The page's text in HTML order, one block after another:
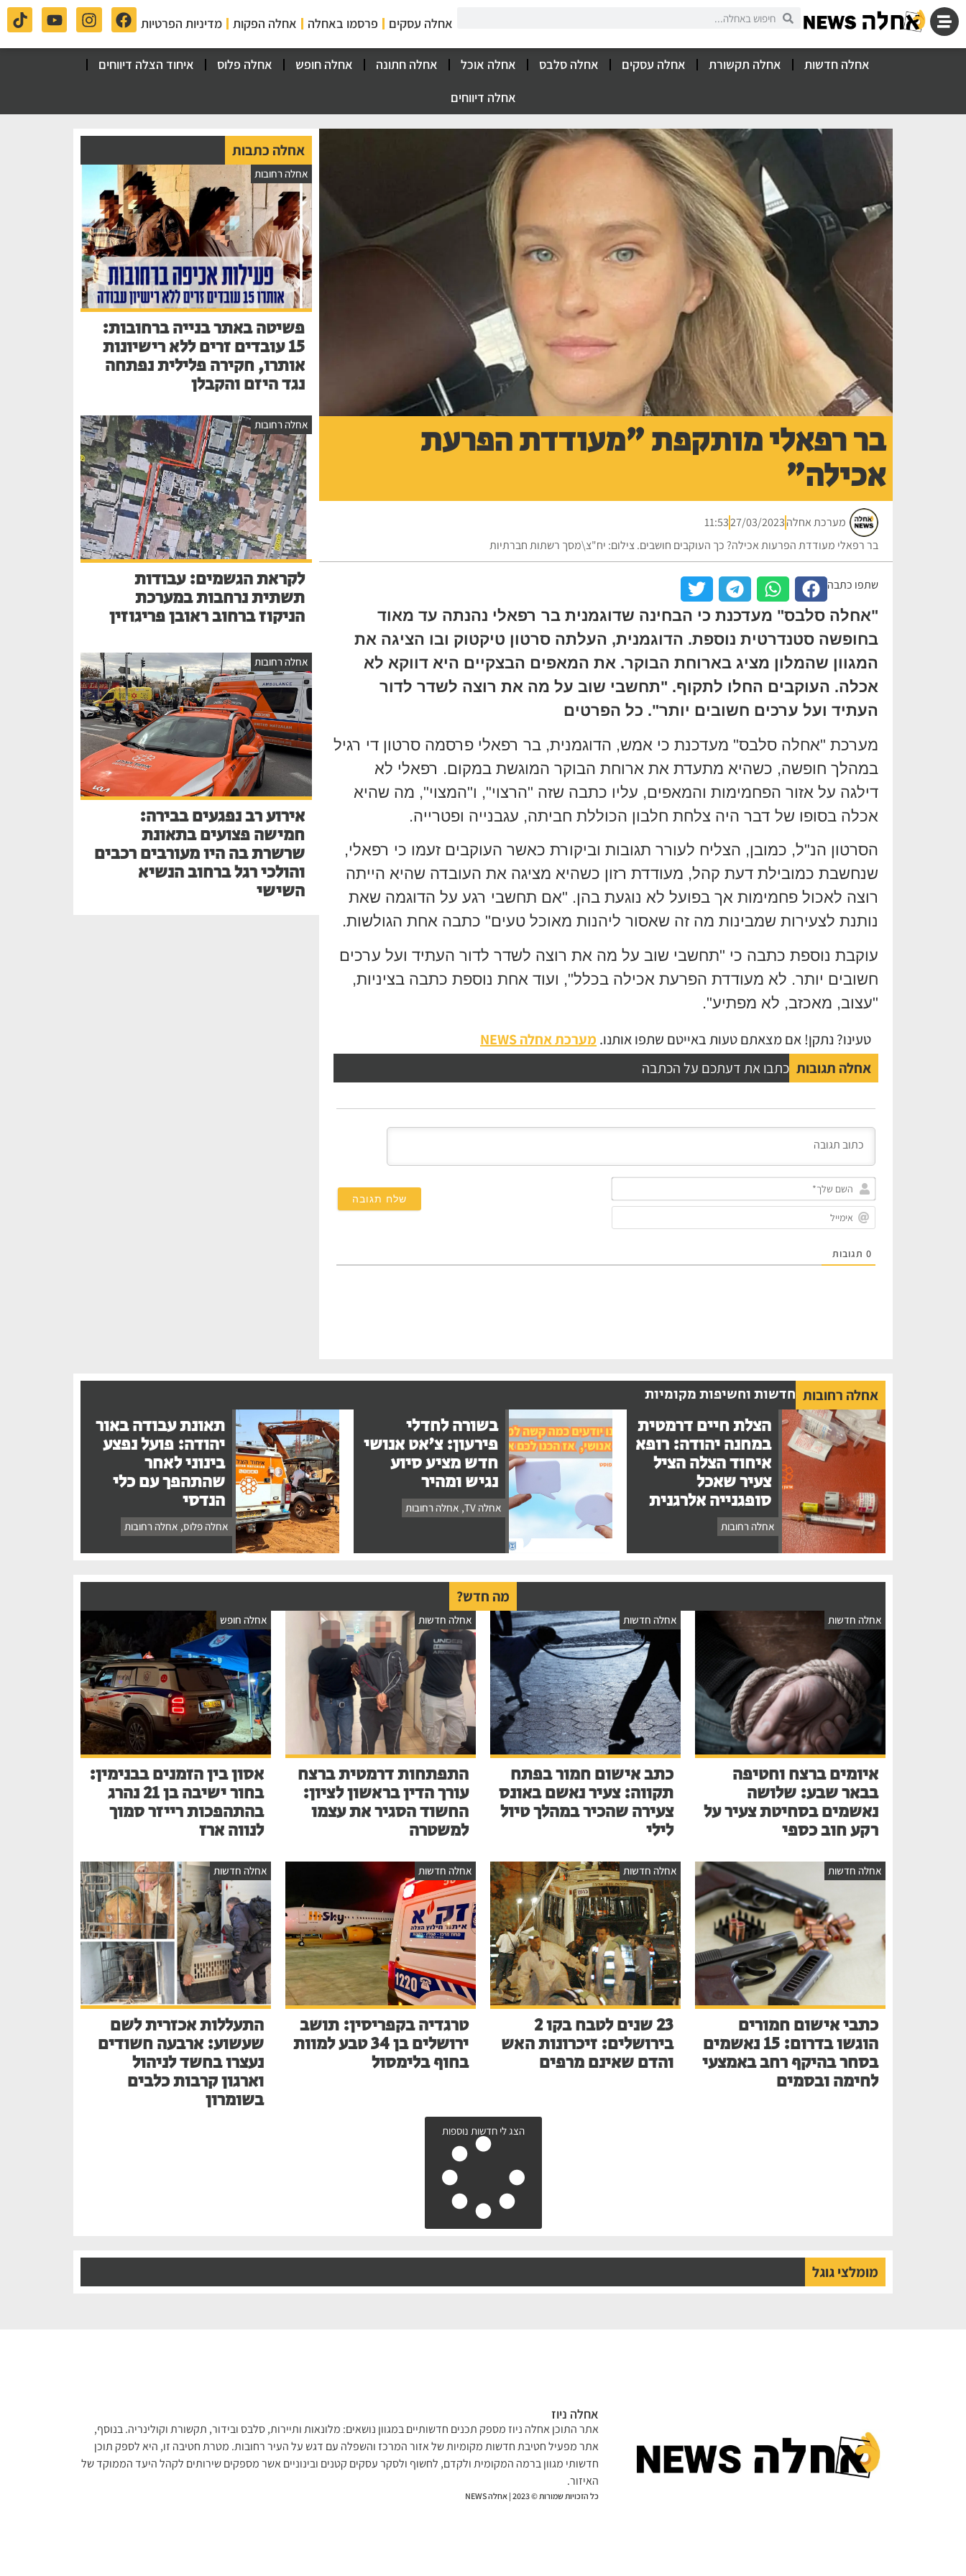
אחלה עסקים פרסמו באחלה אחלה הפקות מדיניות הפרטיות
אחלה חדשות אחלה תקשורת אחלה עסקים אחלה סלבס אחלה אוכל אחלה חתונה אחלה חופש אחלה פלוס
איחוד הצלה דיווחים
אחלה דיווחים
בר רפאלי מותקפת "מעודדת הפרעת
אכילה"
מערכת אחלה27/03/2023
11:53
בר רפאלי מעודדת הפרעות אכילה? כך העוקבים חושבים. צילום: יח"צ\מסך רשתות חברתיות
שתפו כתבה
"אחלה סלבס" מעדכנת כי הבחינה שדוגמנית בר רפאלי נהנתה עד מאוד
בחופשה סטנדרטית נוספת. הדוגמנית, העלתה סרטון טיקטוק ובו הציגה את
המגוון שהמלון מציג בארוחת הבוקר. את המאפים הבצקיים היא דווקא לא
אכלה. העוקבים החלו לתקוף. "תחשבי שוב על מה את רוצה לשדר לדור
העתיד ועל ערכים חשובים יותר". כל הפרטים
מערכת "אחלה סלבס" מעדכנת כי אמש, הדוגמנית, בר רפאלי פרסמה סרטון די רגיל
במהלך חופשה, כשהיא מתעדת את ארוחת הבוקר המוגשת במקום. רפאלי לא
דילגה על אזור הפחמימות והמאפים, עליו כתבה שזה "הרצוי", ו"המצוי", מה שהיא
אכלה בסופו של דבר היה צלחת חלבון הכוללת חביתה, עגבנייה ופטרייה.
הסרטון הנ"ל, כמובן, הצליח לעורר תגובות וביקורת כאשר העוקבים זעמו כי רפאלי,
שנחשבת כמובילת דעת קהל, מעודדת רזון כשהיא מציגה את העובדה שהיא הייתה
רוצה לאכול פחמימות אך בפועל לא נוגעת בהן. "אם תחשבי רגע על הדוגמה שאת
נותנת לצעירות שמבינות מה זה שאסור ליהנות מאוכל טעים" כתבה אחת הגולשות.
עוקבת נוספת כתבה כי "תחשבי שוב על מה את רוצה לשדר לדור העתיד ועל ערכים
חשובים יותר. לא מעודדת הפרעת אכילה בכלל", ועוד אחת נוספת כתבה בציניות,
"עצוב, מאכזב, לא מפתיע".
טעינו? נתקן! אם מצאתם טעות באייטם שתפו אותנו. מערכת אחלה NEWS
אחלה תגובות כתבו את דעתכם על הכתבה
שלך*
0 תגובות
אחלה כתבות
אחלה רחובות
פשיטה באתר בנייה ברחובות:
15 עובדים זרים ללא רישיונות
אותרו, חקירה פלילית נפתחה
נגד היזם והקבלן
אחלה רחובות
לקראת הגשמים: עבודות
תשתית נרחבות במערכת
הניקוז ברחוב ראובן פריגוזין
אחלה רחובות
אירוע רב נפגעים בבירה:
חמישה פצועים בתאונת
שרשרת בה היו מעורבים רכבים
והולכי רגל ברחוב הנשיא
השישי
אחלה רחובות חדשות וחשיפות מקומיות
הצלת חיים דרמטית
במחנה יהודה: רופא
איחוד הצלה הציל
צעיר שאכל
סופגנייה אלרגנית
אחלה רחובות
בשורה לחדלי
פירעון: צ'אט אנושי
חדש מציע סיוע
נגיש ומהיר
אחלה TV , אחלה רחובות
תאונת עבודה באור
יהודה: פועל נפצע
בינוני לאחר
שהתהפך עם כלי
הנדסי
אחלה פלוס, אחלה רחובות
מה חדש?
אחלה חדשות
איומים ברצח וחטיפה
בבאר שבע: שלושה
נאשמים בסחיטת צעיר על
רקע חוב כספי
אחלה חדשות
כתב אישום חמור בפתח
תקווה: צעיר נאשם באונס
צעירה שהכיר במהלך טיול
לילי
אחלה חדשות
התפתחות דרמטית ברצח
עורך הדין בראשון לציון:
החשוד הסגיר את עצמו
למשטרה
אחלה חופש
אסון בין הזמנים בבנימין:
בחור ישיבה בן 21 נהרג
בהתהפכות רייזר סמוך
לנווה ארז
אחלה חדשות
כתבי אישום חמורים
הוגשו בדרום: 15 נאשמים
בסחר בהיקף רחב באמצעי
לחימה ובסמים
אחלה חדשות
23 שנים לטבח בקו 2
בירושלים: זיכרונות האש
והדם שאינם מרפים
אחלה חדשות
טרגדיה בקפריסין: תושב
ירושלים בן 34 טבע למוות
בחוף בלימסול
אחלה חדשות
התעללות אכזרית לשם
שעשוע: ארבעה חשודים
נעצרו בחשד לניהול
וארגון קרבות כלבים
בשומרון
הצג לי חדשות נוספות
מומלצי גוגל
אחלה ניוז
אתר התוכן אחלה ניוז מספק תכנים חדשותיים במגוון נושאים: מלונאות ותיירות, סלבס ובידור, תקשורת וקולינריה. בנוסף,
אתר מפעיל חטיבת חדשות מקומיות של אזור המרכז והשפלה עם דגש על העיר רחובות. מטרת חטיבה זו, היא לספק תוכן
חדשותי מגוון ברמה המקומית ולקדם, לחשוף ולסקר עסקים קטנים ובינוניים אשר מספקים שירותים לקהל היעד הממוקד של
האיזור.
כל הזכויות שמורות © 2023 | אחלה NEWS